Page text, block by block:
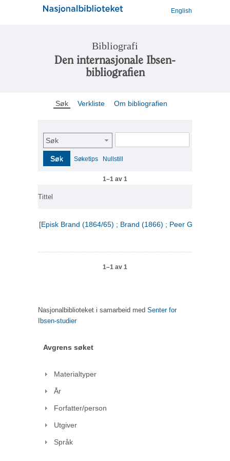
English
Bibliografi
Den internasjonale Ibsen-
bibliografien
Søk Verkliste Om bibliografien
Søk
Søk Søketips Nullstill
1–1 av 1
Tittel
[Episk Brand (1864/65) ; Brand (1866) ; Peer Gynt (1867)]
1–1 av 1
Nasjonalbiblioteket i samarbeid med Senter for
Ibsen-studier
Avgrens søket
Materialtyper
År
Forfatter/person
Utgiver
Språk